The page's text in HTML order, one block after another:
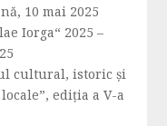
10 mai 2025
Iorga“ 2025 –
cultural, istoric și
ediția a V-a